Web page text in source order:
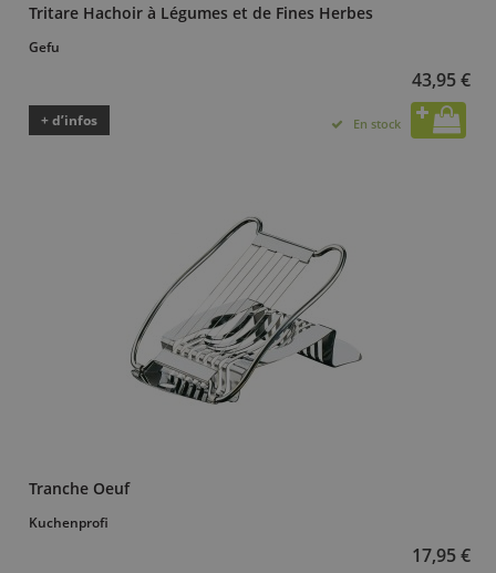
Tritare Hachoir à Légumes et de Fines Herbes
Gefu
43,95 €
+ d’infos En stock
Tranche Oeuf
Kuchenprofi
17,95 €